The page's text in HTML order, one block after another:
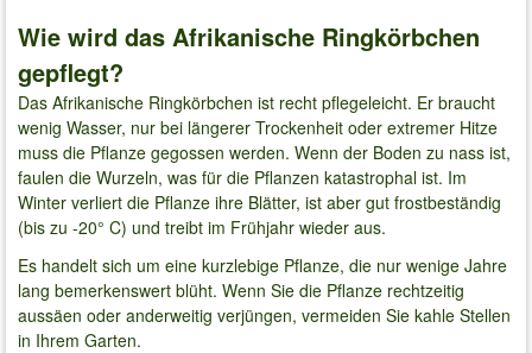
Wie wird das Afrikanische Ringkörbchen
gepflegt?
Das Afrikanische Ringkörbchen ist recht pflegeleicht. Er braucht
wenig Wasser, nur bei längerer Trockenheit oder extremer Hitze
muss die Pflanze gegossen werden. Wenn der Boden zu nass ist,
faulen die Wurzeln, was für die Pflanzen katastrophal ist. Im
Winter verliert die Pflanze ihre Blätter, ist aber gut frostbeständig
(bis zu -20° C) und treibt im Frühjahr wieder aus.
Es handelt sich um eine kurzlebige Pflanze, die nur wenige Jahre
lang bemerkenswert blüht. Wenn Sie die Pflanze rechtzeitig
aussäen oder anderweitig verjüngen, vermeiden Sie kahle Stellen
in Ihrem Garten.